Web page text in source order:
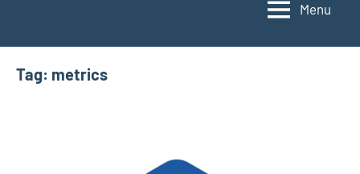
Menu
Tag: metrics